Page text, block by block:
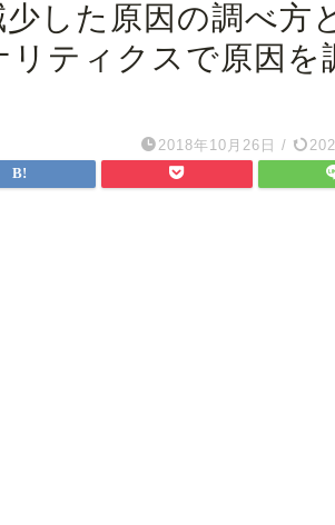
した原因の調べ方
ティクスで原因を
2018年10月26日 /